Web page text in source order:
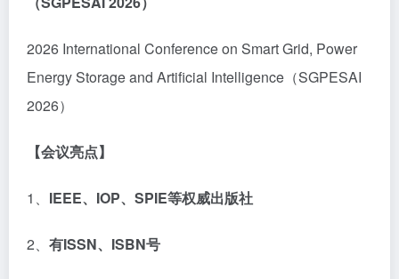
2026 International Conference on Smart Grid, Power
Energy Storage and Artificial Intelligence（SGPESAI
2026）
【会议亮点】
1、 IEEE、 IOP、 SPIE等权威出版社
2、 有ISSN、 ISBN号